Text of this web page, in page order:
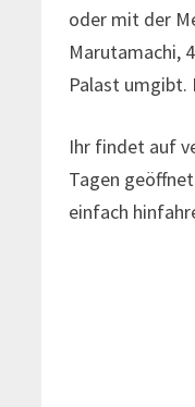
oder mit der
Marutamachi,
Palast umgibt.
Ihr findet auf
Tagen
einfach